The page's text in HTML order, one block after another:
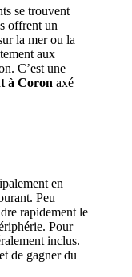
se trouvent
offrent un
la mer ou la
aux
C’est une
à Coron axé
en
Peu
rapidement le
Pour
inclus.
de gagner du